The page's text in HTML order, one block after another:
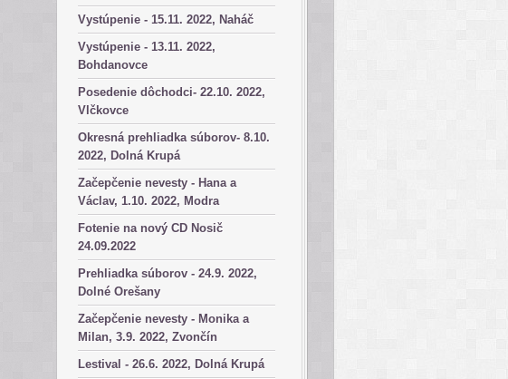
Vystúpenie - 15.11. 2022, Naháč
Vystúpenie - 13.11. 2022,
Bohdanovce
Posedenie dôchodci- 22.10. 2022,
Vlčkovce
Okresná prehliadka súborov- 8.10.
2022, Dolná Krupá
Začepčenie nevesty - Hana a
Václav, 1.10. 2022, Modra
Fotenie na nový CD Nosič
24.09.2022
Prehliadka súborov - 24.9. 2022,
Dolné Orešany
Začepčenie nevesty - Monika a
Milan, 3.9. 2022, Zvončín
Lestival - 26.6. 2022, Dolná Krupá